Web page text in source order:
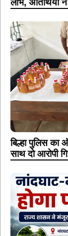
लाभ, अतिथियों ने
बिल्हा पुलिस
साथ दो आरोपी